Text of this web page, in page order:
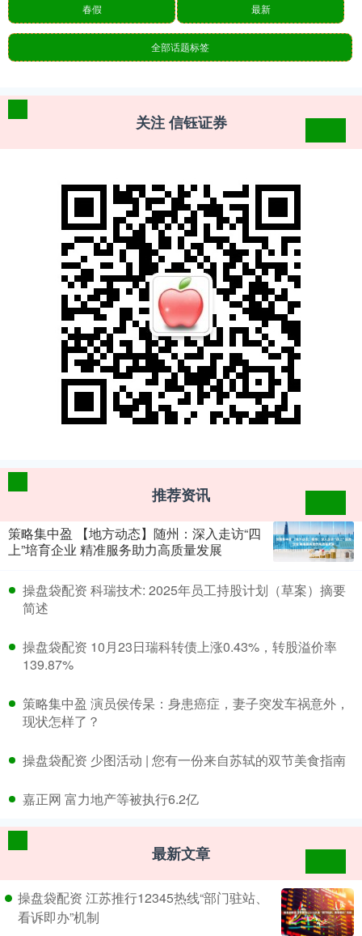
春假 最新
全部话题标签
关注 信钰证券
推荐资讯
策略集中盈 【地方动态】随州：深入走访“四
上”培育企业 精准服务助力高质量发展
​操盘袋配资 科瑞技术: 2025年员工持股计划（草案）摘要
简述
​操盘袋配资 10月23日瑞科转债上涨0.43%，转股溢价率
139.87%
​策略集中盈 演员侯传杲：身患癌症，妻子突发车祸意外，
现状怎样了？
​操盘袋配资 少图活动 | 您有一份来自苏轼的双节美食指南
​嘉正网 富力地产等被执行6.2亿
最新文章
操盘袋配资 江苏推行12345热线“部门驻站、
看诉即办”机制